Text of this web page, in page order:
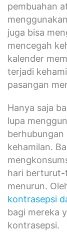
pembuahan
juga bisa
mencegah
kalender
terjadi
pasangan
Hanya saja
lupa
berhubungan
kehamilan.
hari
menurun.
kontrasepsi
bagi mereka
kontrasepsi.